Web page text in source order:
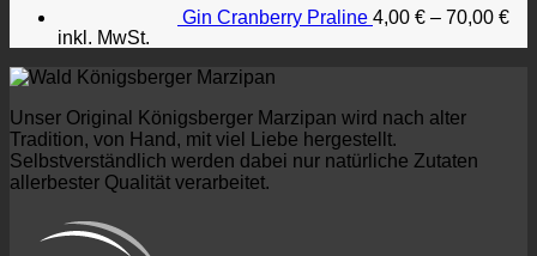
Gin Cranberry Praline 4,00 € – 70,00 €
inkl. MwSt.
Unser Original Königsberger Marzipan wird nach alter
Tradition, von Hand, mit viel Liebe hergestellt.
Selbstverständlich werden dabei nur natürliche Zutaten
allerbester Qualität verarbeitet.